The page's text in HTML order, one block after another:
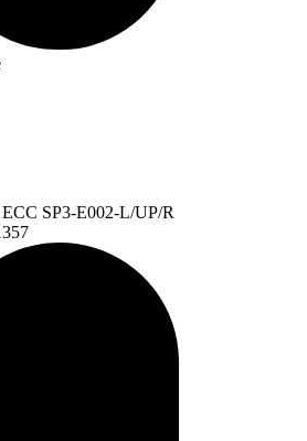
SP3-E002-L/UP/R